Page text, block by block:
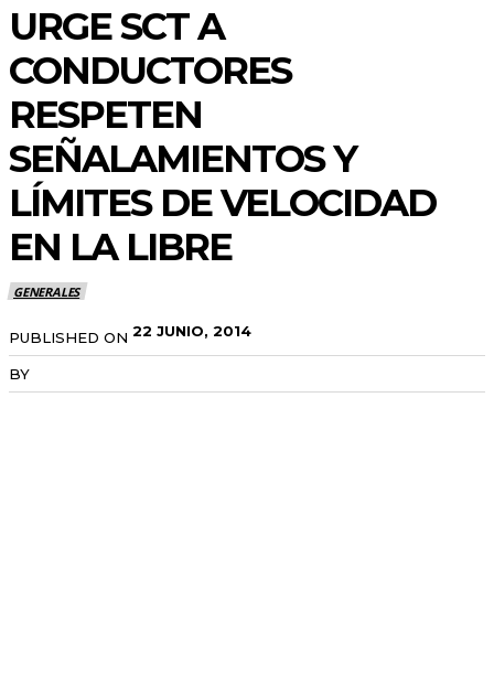
URGE SCT A
CONDUCTORES
RESPETEN
SEÑALAMIENTOS Y
LÍMITES DE VELOCIDAD
EN LA LIBRE
GENERALES
PUBLISHED ON 22 JUNIO, 2014
BY